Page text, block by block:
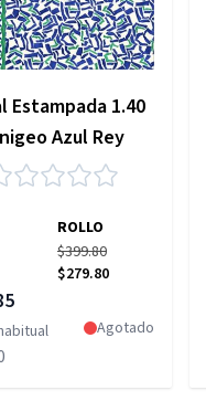
Estampada 1.40
Azul Rey
ROLLO
$399.80
$279.80
Agotado